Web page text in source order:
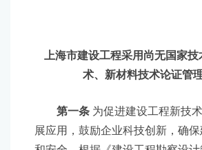
上海市建设工程采用尚无国家
术、新材料技术论证管
第一条 为促进建设工程新技
展应用，鼓励企业科技创新，确